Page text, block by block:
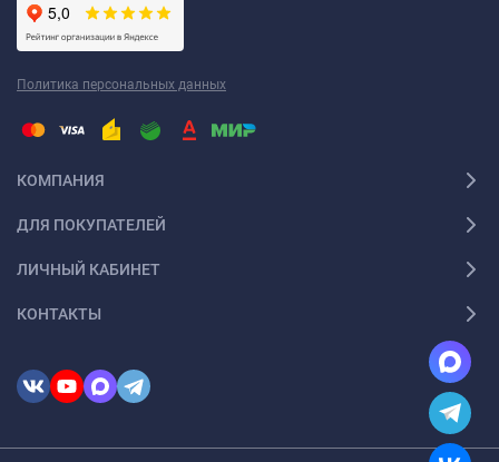
Политика персональных данных
КОМПАНИЯ
ДЛЯ ПОКУПАТЕЛЕЙ
ЛИЧНЫЙ КАБИНЕТ
КОНТАКТЫ